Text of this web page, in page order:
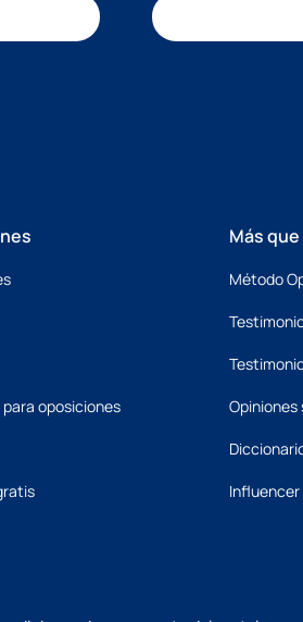
oposiciones
Más
Método
Opiniones